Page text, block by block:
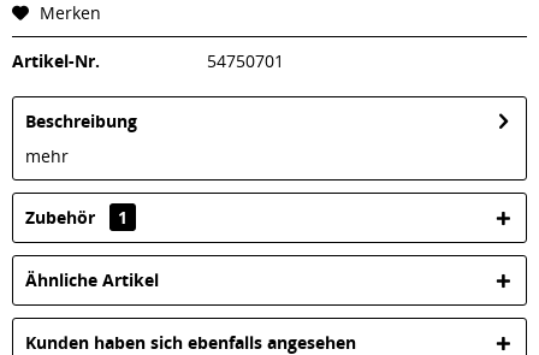
Merken
Artikel-Nr. 54750701
Beschreibung
mehr
Zubehör 1
Ähnliche Artikel
Kunden haben sich ebenfalls angesehen